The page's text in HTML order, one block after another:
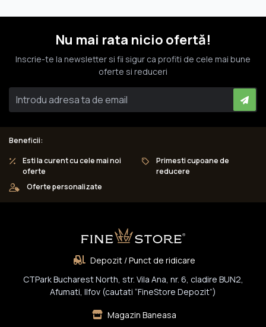
Nu mai rata nicio ofertă!
Inscrie-te la newsletter si fii sigur ca profiti de cele mai bune
oferte si reduceri
Beneficii:
Esti la curent cu cele mai noi
oferte
Primesti cupoane de
reducere
Oferte personalizate
Depozit / Punct de ridicare
CTPark Bucharest North, str. Vila Ana, nr. 6, cladire BUN2,
Afumati, Ilfov (cautati “FineStore Depozit”)
Magazin Baneasa